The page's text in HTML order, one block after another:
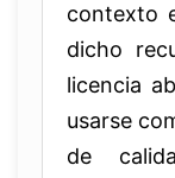
contexto
dicho
licencia
usarse
de